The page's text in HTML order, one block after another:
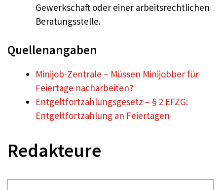
Gewerkschaft oder einer arbeitsrechtlichen
Beratungsstelle.
Quellenangaben
Minijob-Zentrale – Müssen Minijobber für
Feiertage nacharbeiten?
Entgeltfortzahlungsgesetz – § 2 EFZG:
Entgeltfortzahlung an Feiertagen
Redakteure